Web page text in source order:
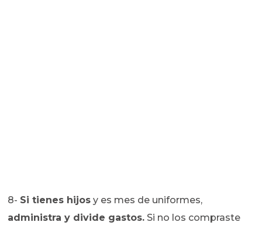
8- Si tienes hijos y es mes de uniformes,
administra y divide gastos. Si no los compraste